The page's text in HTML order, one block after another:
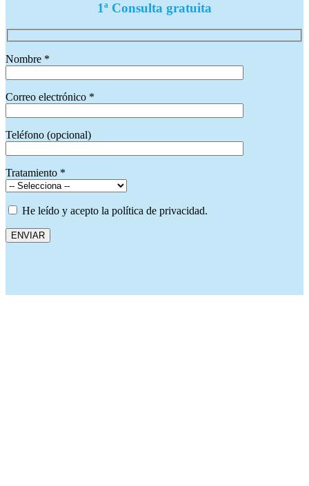
1ª Consulta gratuita
Nombre *
Correo electrónico *
Teléfono (opcional)
Tratamiento *
He leído y acepto la política de privacidad.